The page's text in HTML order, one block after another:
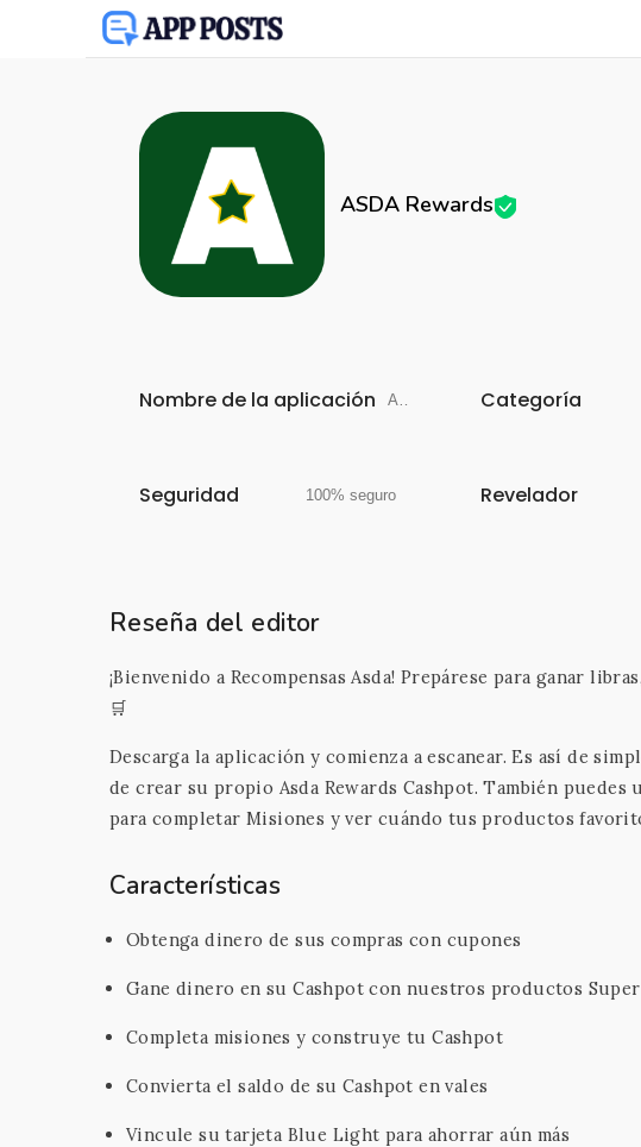
ASDA Rewards
Nombre de la aplicación ASDA Rewards Categoría
Seguridad 100% seguro Revelador
Reseña del editor
¡Bienvenido a Recompensas Asda! Prepárese para ganar
🛒
Descarga la aplicación y comienza a escanear. Es así de
de crear su propio Asda Rewards Cashpot. También
para completar Misiones y ver cuándo tus productos
Características
Obtenga dinero de sus compras con cupones
Gane dinero en su Cashpot con nuestros productos
Completa misiones y construye tu Cashpot
Convierta el saldo de su Cashpot en vales
Vincule su tarjeta Blue Light para ahorrar aún más